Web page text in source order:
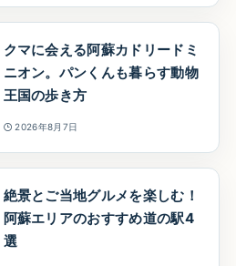
クマに会える阿蘇カドリードミ
ニオン。パンくんも暮らす動物
王国の歩き方
2026年8月7日
絶景とご当地グルメを楽しむ！
阿蘇エリアのおすすめ道の駅4
選